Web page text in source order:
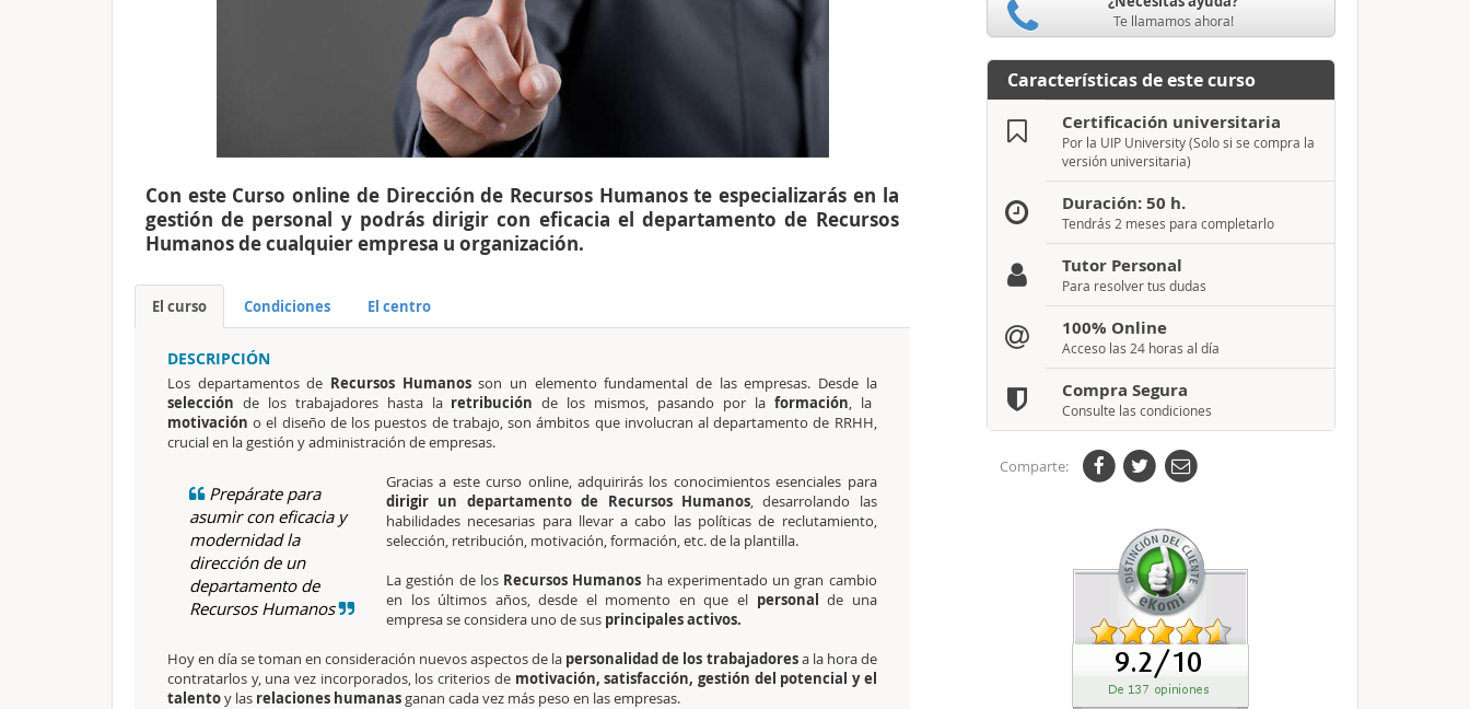
Con este Curso online de Dirección de Recursos Humanos te especializarás en la
gestión de personal y podrás dirigir con eficacia el departamento de Recursos
Humanos de cualquier empresa u organización.
El curso Condiciones El centro
DESCRIPCIÓN
Los departamentos de Recursos Humanosson un elemento fundamental de las empresas. Desde la
selección de los trabajadores hasta laretribución de los mismos, pasando por la formación, la
motivación o el diseño de los puestos de trabajo, son ámbitos que involucran al departamento de RRHH,
crucial en la gestión yadministración de empresas.
Prepárate para
asumir con eficacia y
modernidad la
dirección de un
departamento de
Recursos Humanos
Gracias a este curso online, adquirirás los conocimientos esenciales para
dirigir un departamento de Recursos Humanos, desarrolando las
habilidades necesarias para llevar a cabo las políticas de reclutamiento,
selección, retribución, motivación, formación, etc. de la plantilla.
La gestión de los Recursos Humanos ha experimentado un gran cambio
en los últimos años, desde el momento en que el personal de una
empresa se considera uno de sus principales activos.
Hoy en día se toman en consideración nuevos aspectos de la personalidad de los trabajadoresa la hora de
contratarlos y, una vez incorporados, los criterios de motivación, satisfacción, gestión del potencial y el
talentoy las relaciones humanasganan cada vez más peso en las empresas.
Te llamamos ahora!
Características de este curso
Certificación universitaria
Por la UIP University (Solo si se compra la
versión universitaria)
Duración: 50 h.
Tendrás 2 meses para completarlo
Tutor Personal
Para resolver tus dudas
100% Online
Acceso las 24 horas al día
Compra Segura
Consulte las condiciones
Comparte: